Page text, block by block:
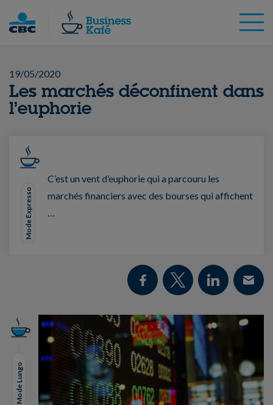
19/05/2020
Les marchés déconfinent dans
l’euphorie
Mode Expresso
C’est un vent d’euphorie qui a parcouru les
marchés financiers avec des bourses qui affichent
Mode Lungo